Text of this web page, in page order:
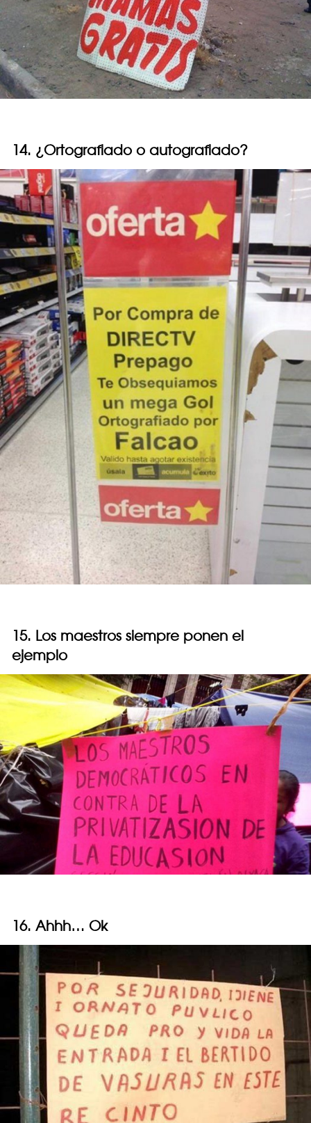
14. ¿Ortografiado o autografiado?
15. Los maestros siempre ponen el
ejemplo
16. Ahhh… Ok